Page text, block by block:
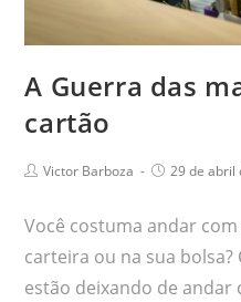
A Guerra das
cartão
Victor Barboza 29 de abril
Você costuma andar
carteira ou na sua bolsa?
estão deixando de andar